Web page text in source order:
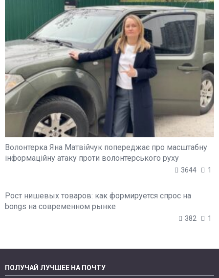
Волонтерка Яна Матвійчук попереджає про масштабну
інформаційну атаку проти волонтерського руху
3644 1
Рост нишевых товаров: как формируется спрос на
bongs на современном рынке
382 1
ПОЛУЧАЙ ЛУЧШЕЕ НА ПОЧТУ